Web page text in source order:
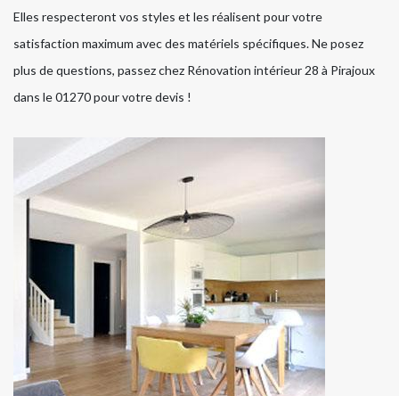
Elles respecteront vos styles et les réalisent pour votre
satisfaction maximum avec des matériels spécifiques. Ne posez
plus de questions, passez chez Rénovation intérieur 28 à Pirajoux
dans le 01270 pour votre devis !